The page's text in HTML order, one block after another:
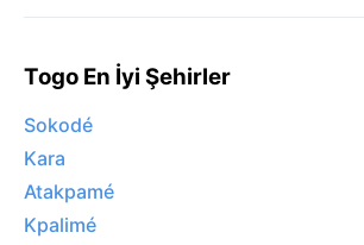
Togo En İyi Şehirler
Sokodé
Kara
Atakpamé
Kpalimé